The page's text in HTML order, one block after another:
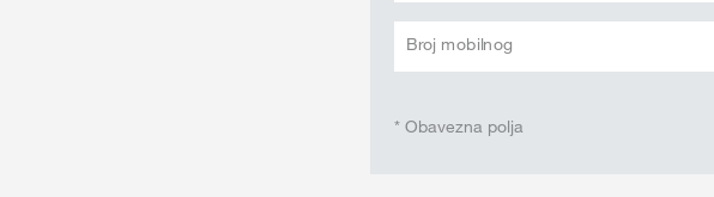
Broj mobilnog
* Obavezna polja